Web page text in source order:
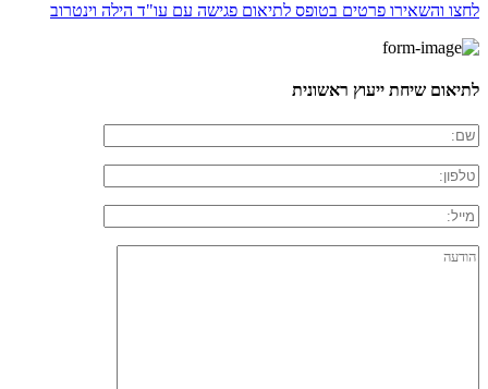
לחצו והשאירו פרטים בטופס לתיאום פגישה עם עו"ד הילה וינטרוב
לתיאום שיחת ייעוץ ראשונית